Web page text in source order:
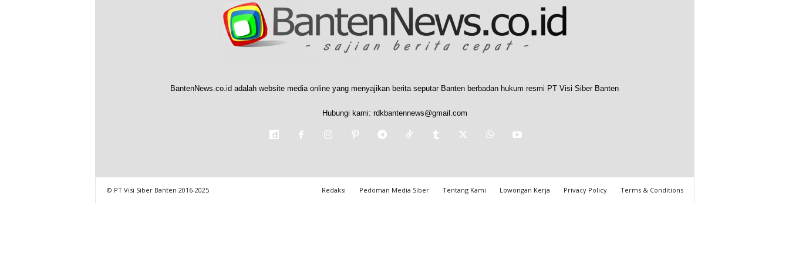
BantenNews.co.id adalah website media online yang menyajikan berita seputar Banten berbadan hukum resmi PT Visi Siber Banten
Hubungi kami: rdkbantennews@gmail.com
Redaksi Pedoman Media Siber Tentang Kami Lowongan Kerja Privacy Policy Terms & Conditions
© PT Visi Siber Banten 2016-2025